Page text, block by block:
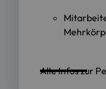
Alle Infos zur